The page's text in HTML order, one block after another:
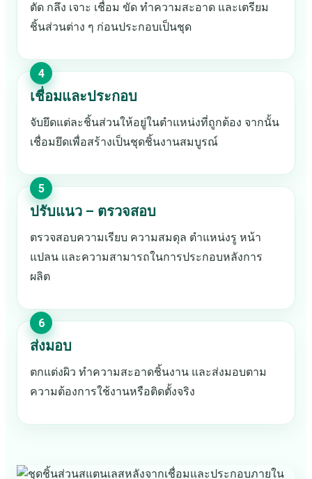
ตัด กลึง เจาะ เชื่อม ขัด ทำความสะอาด และเตรียม
ชิ้นส่วนต่าง ๆ ก่อนประกอบเป็นชุด
เชื่อมและประกอบ
จับยึดแต่ละชิ้นส่วนให้อยู่ในตำแหน่งที่ถูกต้อง จากนั้น
เชื่อมยึดเพื่อสร้างเป็นชุดชิ้นงานสมบูรณ์
ปรับแนว – ตรวจสอบ
ตรวจสอบความเรียบ ความสมดุล ตำแหน่งรู หน้า
แปลน และความสามารถในการประกอบหลังการ
ผลิต
ส่งมอบ
ตกแต่งผิว ทำความสะอาดชิ้นงาน และส่งมอบตาม
ความต้องการใช้งานหรือติดตั้งจริง